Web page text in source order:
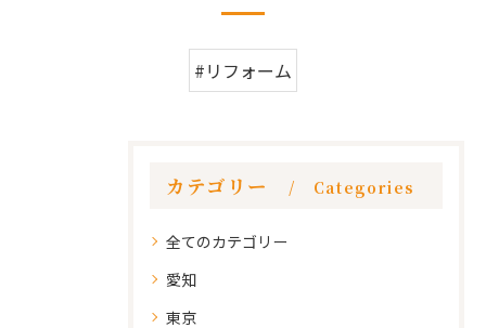
#リフォーム
カテゴリー Categories
全てのカテゴリー
愛知
東京